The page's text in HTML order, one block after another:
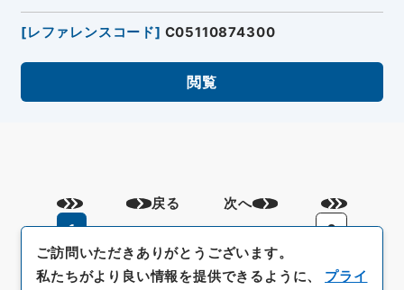
[レファレンスコード] C05110874300
閲覧
戻る
1
2
次へ
ご訪問いただきありがとうございます。
私たちがより良い情報を提供できるように、 プライ